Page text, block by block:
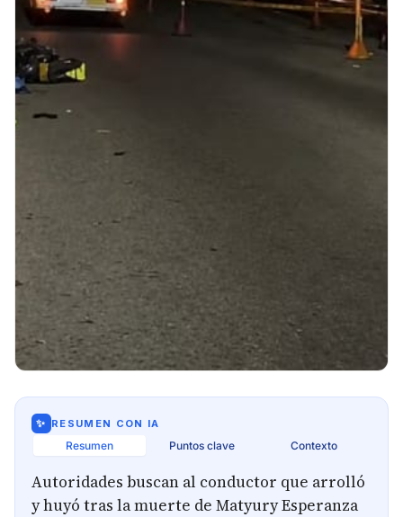
✨ RESUMEN CON IA
Resumen Puntos clave Contexto
Autoridades buscan al conductor que arrolló
y huyó tras la muerte de Matyury Esperanza